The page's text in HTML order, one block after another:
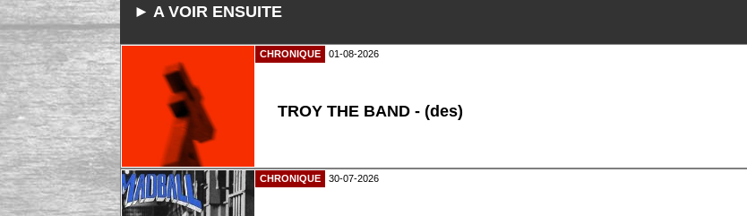
► A VOIR ENSUITE
CHRONIQUE 01-08-2026
TROY THE BAND - (des)
CHRONIQUE 30-07-2026